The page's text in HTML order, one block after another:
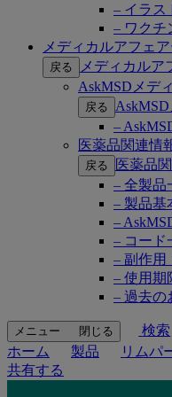
– イラス
– ワクチ
メディカルアフェ
戻る
メディカルア
AskMSDメデ
戻る
–
医薬品関連情
戻る
医薬品
– 全製品
– 製品基
–
– コード
– 副作用
– 使用期
– 過去の
メニュー 閉じる
検索
ホーム
製品 リムパ
共有する